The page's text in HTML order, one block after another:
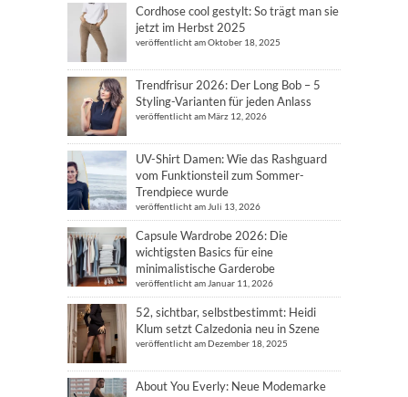
Cordhose cool gestylt: So trägt man sie
jetzt im Herbst 2025
veröffentlicht am Oktober 18, 2025
Trendfrisur 2026: Der Long Bob – 5
Styling-Varianten für jeden Anlass
veröffentlicht am März 12, 2026
UV-Shirt Damen: Wie das Rashguard
vom Funktionsteil zum Sommer-
Trendpiece wurde
veröffentlicht am Juli 13, 2026
Capsule Wardrobe 2026: Die
wichtigsten Basics für eine
minimalistische Garderobe
veröffentlicht am Januar 11, 2026
52, sichtbar, selbstbestimmt: Heidi
Klum setzt Calzedonia neu in Szene
veröffentlicht am Dezember 18, 2025
About You Everly: Neue Modemarke